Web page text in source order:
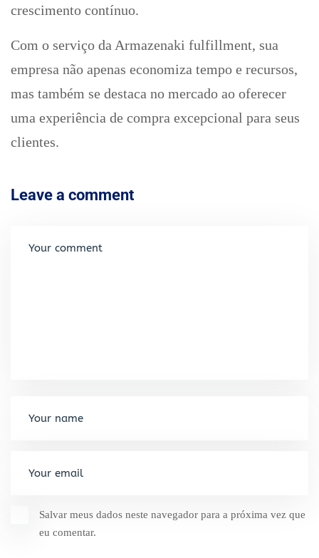
crescimento contínuo.
Com o serviço da Armazenaki fulfillment, sua
empresa não apenas economiza tempo e recursos,
mas também se destaca no mercado ao oferecer
uma experiência de compra excepcional para seus
clientes.
Leave a comment
Salvar meus dados neste navegador para a próxima vez que
eu comentar.